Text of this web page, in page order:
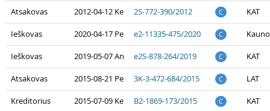
Atsakovas 2012-04-12 Ke 2S-772-390/2012 C KAT
Ieškovas 2020-04-17 Pe e2-11335-475/2020 C
Ieškovas 2019-05-07 An e2S-878-264/2019 C KAT
Atsakovas 2015-08-21 Pe 3K-3-472-684/2015 C LAT
Kreditorius 2015-07-09 Ke B2-1869-173/2015 C KAT